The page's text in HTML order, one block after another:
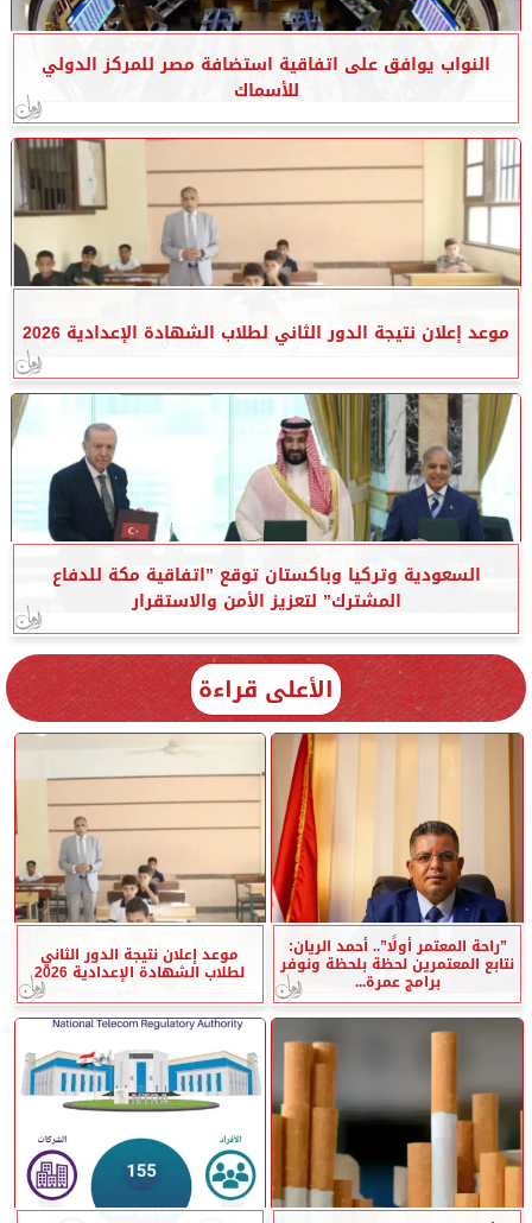
النواب يوافق على اتفاقية استضافة مصر للمركز الدولي
للأسماك
موعد إعلان نتيجة الدور الثاني لطلاب الشهادة الإعدادية 2026
السعودية وتركيا وباكستان توقع ”اتفاقية مكة للدفاع
المشترك” لتعزيز الأمن والاستقرار
الأعلى قراءة
”راحة المعتمر أولًا”.. أحمد الريان:
نتابع المعتمرين لحظة بلحظة ونوفر
برامج عمرة...
موعد إعلان نتيجة الدور الثاني
لطلاب الشهادة الإعدادية 2026